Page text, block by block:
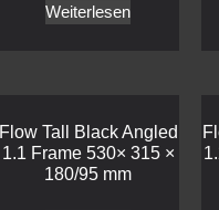
Weiterlesen
Flow Tall Black Angled
1.1 Frame 530× 315 ×
180/95 mm